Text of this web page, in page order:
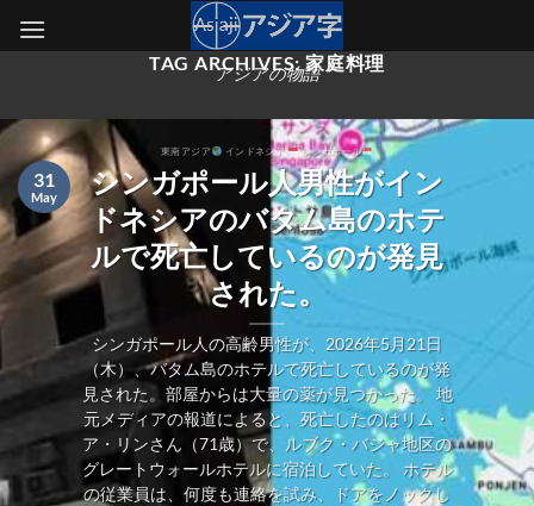
アジアの物語
TAG ARCHIVES: 家庭料理
東南アジア インドネシア シンガポール
シンガポール人男性がイン
ドネシアのバタム島のホテ
ルで死亡しているのが発見
された。
シンガポール人の高齢男性が、2026年5月21日
（木）、バタム島のホテルで死亡しているのが発
見された。部屋からは大量の薬が見つかった。 地
元メディアの報道によると、死亡したのはリム・
ア・リンさん（71歳）で、ルブク・バジャ地区の
グレートウォールホテルに宿泊していた。 ホテル
の従業員は、何度も連絡を試み、ドアをノックし
31
May